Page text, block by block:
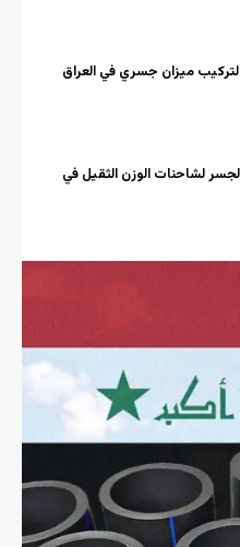
ميزان جسري في العراق
لشاحنات الوزن الثقيل في